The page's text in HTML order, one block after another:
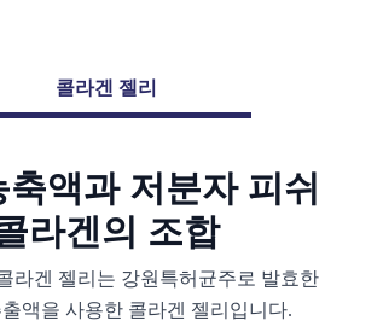
콜라겐 젤리
액과 저분자 피쉬
라겐의 조합
라겐 젤리는 강원특허균주로 발효한
액을 사용한 콜라겐 젤리입니다.